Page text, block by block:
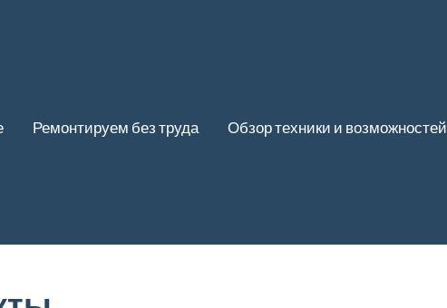
Ремонтируем без труда Обзор техники и возможностей